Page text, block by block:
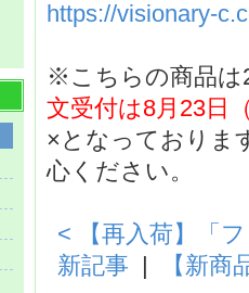
https://visionary-
※こちらの商品は
文受付は8月23日
×となっておりま
心ください。
< 【再入荷】「
新記事
【新